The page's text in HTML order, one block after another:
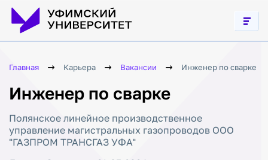
Главная Карьера Вакансии Инженер по сварке
Инженер по сварке
Полянское линейное производственное
управление магистральных газопроводов ООО
"ГАЗПРОМ ТРАНСГАЗ УФА"